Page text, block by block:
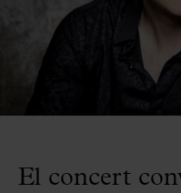
El concert